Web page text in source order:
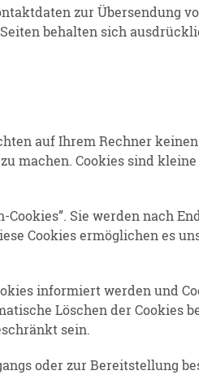
zur Übersendung
behalten sich
auf Ihrem Rechner
Cookies sind
Sie werden nach
Cookies ermög­lichen es
infor­miert werden und
Löschen der Cookies
sein.
oder zur Bereit­stellung